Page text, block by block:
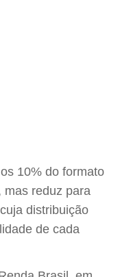
10% do formato
mas reduz para
distribuição
de cada